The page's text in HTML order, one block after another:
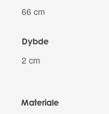
66 cm
Dybde
2 cm
Materiale